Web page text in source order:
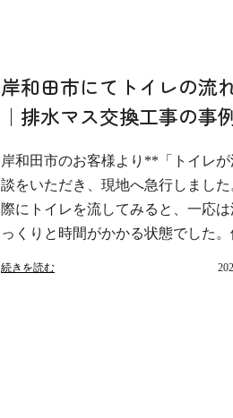
岸和田市にてトイレの流
｜排水マス交換工事の事
岸和田市のお客様より**「トイレ
談をいただき、現地へ急行しまし
際にトイレを流してみると、一応
っくりと時間がかかる状態でした。
続きを読む